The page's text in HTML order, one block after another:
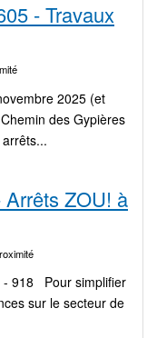
- Travaux
2025 (et
des Gypières
ZOU! à
- 918 Pour simplifier
sur le secteur de